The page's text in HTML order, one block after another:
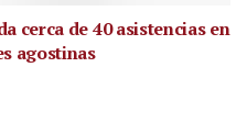
cerca de 40 asistencias en
agostinas